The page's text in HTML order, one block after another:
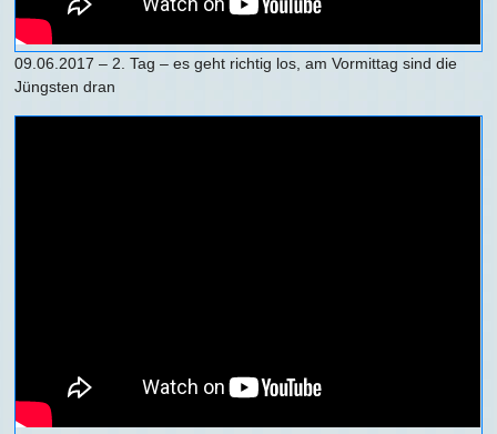
09.06.2017 – 2. Tag – es geht richtig los, am Vormittag sind die
Jüngsten dran